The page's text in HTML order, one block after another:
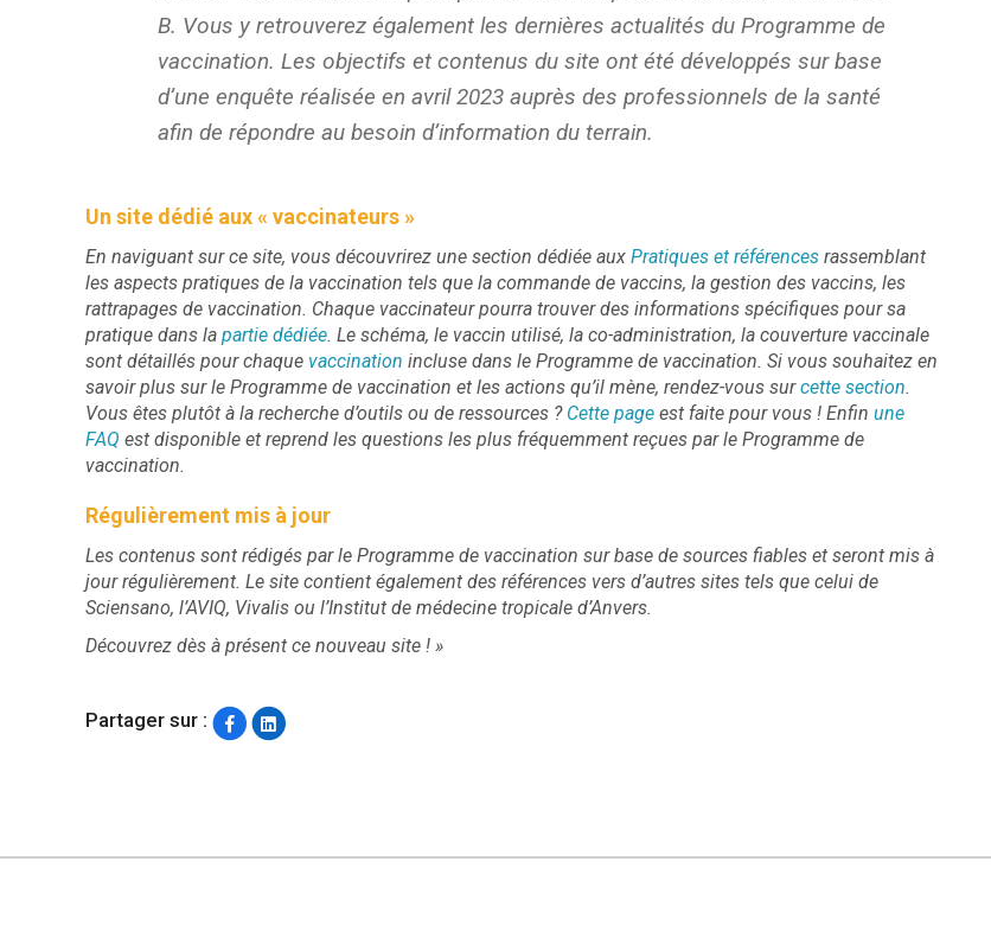
B. Vous y retrouverez également les dernières actualités du Programme de
vaccination. Les objectifs et contenus du site ont été développés sur base
d’une enquête réalisée en avril 2023 auprès des professionnels de la santé
afin de répondre au besoin d’information du terrain.
Un site dédié aux « vaccinateurs »
En naviguant sur ce site, vous découvrirez une section dédiée aux Pratiques et références rassemblant
les aspects pratiques de la vaccination tels que la commande de vaccins, la gestion des vaccins, les
rattrapages de vaccination. Chaque vaccinateur pourra trouver des informations spécifiques pour sa
pratique dans la partie dédiée. Le schéma, le vaccin utilisé, la co-administration, la couverture vaccinale
sont détaillés pour chaque vaccination incluse dans le Programme de vaccination. Si vous souhaitez en
savoir plus sur le Programme de vaccination et les actions qu’il mène, rendez-vous surcette section.
Vous êtes plutôt à la recherche d’outils ou de ressources ? Cette page est faite pour vous ! Enfin une
FAQ est disponible et reprend les questions les plus fréquemment reçues par le Programme de
vaccination.
Régulièrement mis à jour
Les contenus sont rédigés par le Programme de vaccination sur base de sources fiables et seront mis à
jour régulièrement. Le site contient également des références vers d’autres sites tels que celui de
Sciensano, l’AVIQ, Vivalis ou l’Institut de médecine tropicale d’Anvers.
Découvrez dès à présent ce nouveau site ! »
Partager sur :